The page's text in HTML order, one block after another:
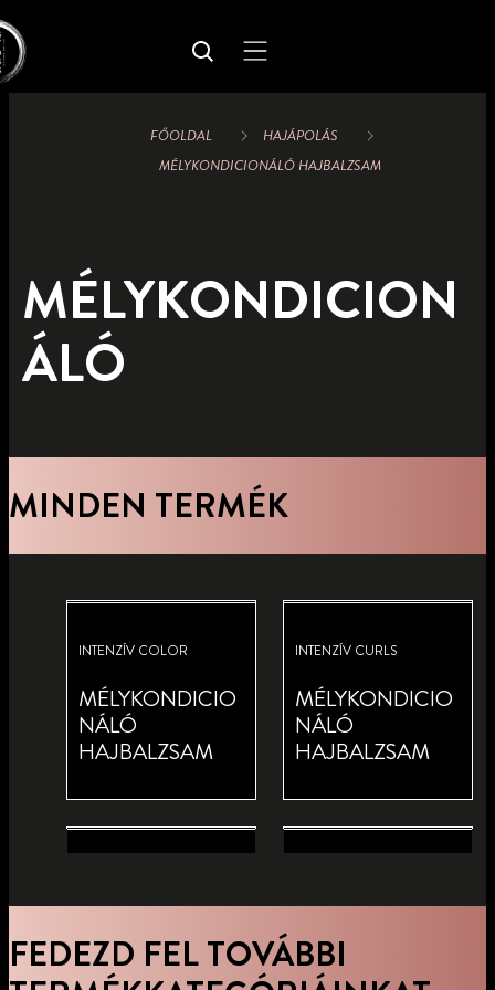
FŐOLDAL
HAJÁPOLÁS
MÉLYKONDICIONÁLÓ HAJBALZSAM
MÉLYKONDICION
ÁLÓ
MINDEN TERMÉK
INTENZÍV COLOR
MÉLYKONDICIO
NÁLÓ
HAJBALZSAM
INTENZÍV CURLS
MÉLYKONDICIO
NÁLÓ
HAJBALZSAM
NÁLÓ
HAJBALZSAM
NÁLÓ
HAJBALZSAM
INTENZÍV OLEO
MÉLYKONDICIO
NÁLÓ
INTENZÍV REGENERÁLÁS
MÉLYKONDICIO
NÁLÓ
FEDEZD FEL TOVÁBBI